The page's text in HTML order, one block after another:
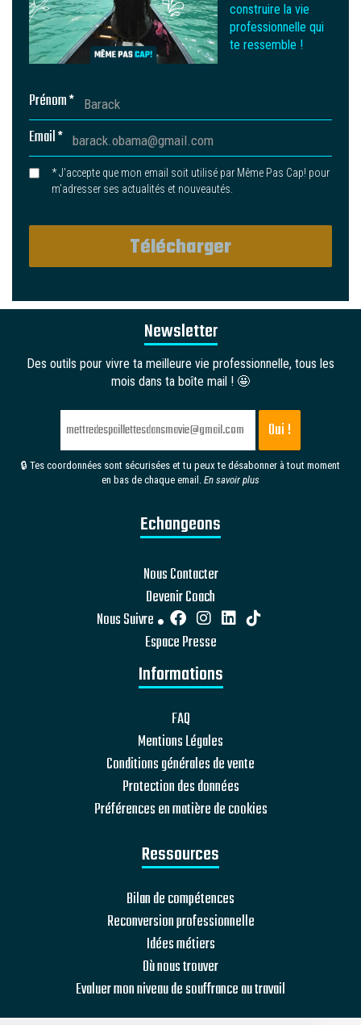
construire la vie
professionnelle qui
te ressemble !
Prénom *
Email *
* J’accepte que mon email soit utilisé par Même Pas Cap! pour
m’adresser ses actualités et nouveautés.
Newsletter
Des outils pour vivre ta meilleure vie professionnelle, tous les
mois dans ta boîte mail ! 🤩
🔒 Tes coordonnées sont sécurisées et tu peux te désabonner à tout moment
en bas de chaque email. En savoir plus
Echangeons
Nous Contacter
Devenir Coach
Nous Suivre
Espace Presse
Informations
FAQ
Mentions Légales
Conditions générales de vente
Protection des données
Préférences en matière de cookies
Ressources
Bilan de compétences
Reconversion professionnelle
Idées métiers
Où nous trouver
Evaluer mon niveau de souffrance au travail